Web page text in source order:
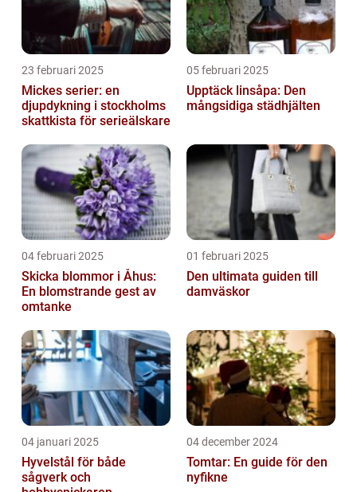
23 februari 2025
Mickes serier: en
djupdykning i stockholms
skattkista för serieälskare
05 februari 2025
Upptäck linsåpa: Den
mångsidiga städhjälten
04 februari 2025
Skicka blommor i Åhus:
En blomstrande gest av
omtanke
01 februari 2025
Den ultimata guiden till
damväskor
04 januari 2025
Hyvelstål för både
sågverk och
04 december 2024
Tomtar: En guide för den
nyfikne